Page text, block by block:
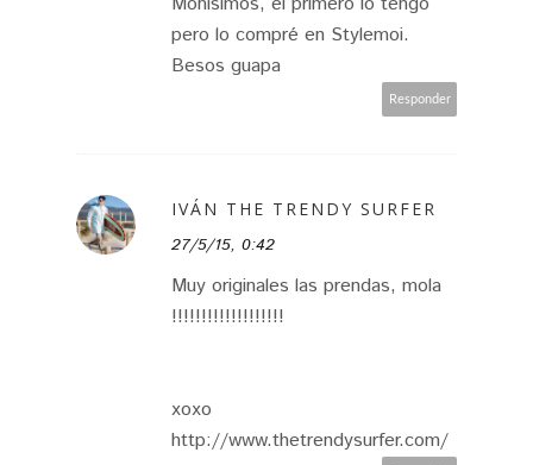
pero lo compré en Stylemoi.
Besos guapa
Responder
IVÁN THE TRENDY SURFER
27/5/15, 0:42
Muy originales las prendas, mola
!!!!!!!!!!!!!!!!!!!
xoxo
http://www.thetrendysurfer.com/